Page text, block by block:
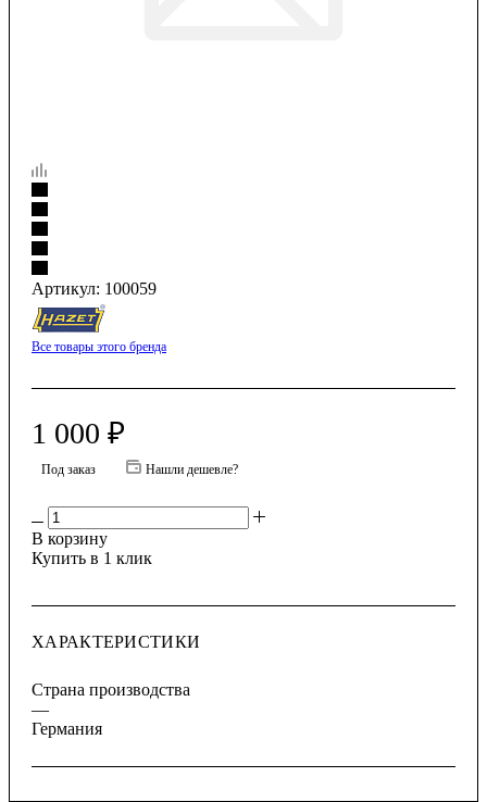
Артикул: 100059
Все товары этого бренда
1 000 ₽
Под заказ Нашли дешевле?
В корзину
Купить в 1 клик
ХАРАКТЕРИСТИКИ
Страна производства
—
Германия